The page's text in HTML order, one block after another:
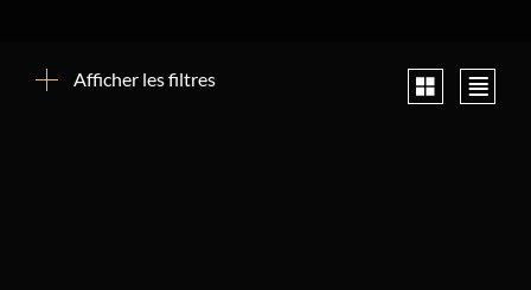
Afficher les filtres